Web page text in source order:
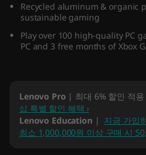
Recycled aluminum & organic
sustainable gaming
Play over 100 high-quality PC
PC and 3 free months of Xbox
Lenovo Pro | 최대 6% 할인 적
십 특별 할인 혜택 ›
Lenovo Education | 지금 가입
최소 1,000,000원 이상 구매 시